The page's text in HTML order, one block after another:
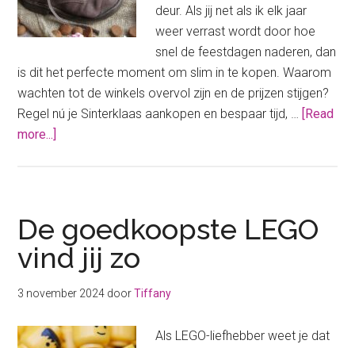
deur. Als jij net als ik elk jaar
weer verrast wordt door hoe
snel de feestdagen naderen, dan
is dit het perfecte moment om slim in te kopen. Waarom
wachten tot de winkels overvol zijn en de prijzen stijgen?
Regel nú je Sinterklaas aankopen en bespaar tijd, …
[Read
more...]
aankopen
De goedkoopste LEGO
vind jij zo
3 november 2024 doorTiffany
Als LEGO-liefhebber weet je dat